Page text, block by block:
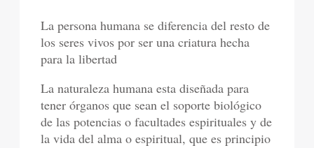
La persona humana se diferencia del resto de
los seres vivos por ser una criatura hecha
para la libertad
La naturaleza humana esta diseñada para
tener órganos que sean el soporte biológico
de las potencias o facultades espirituales y de
la vida del alma o espiritual, que es principio